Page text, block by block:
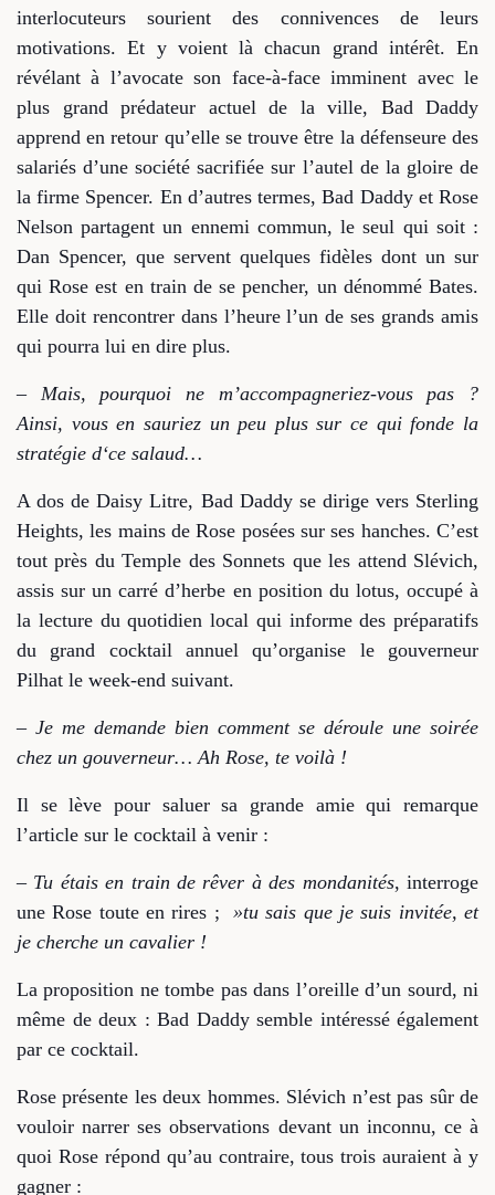
interlocuteurs sourient des connivences de leurs
motivations. Et y voient là chacun grand intérêt. En
révélant à l’avocate son face-à-face imminent avec le
plus grand prédateur actuel de la ville, Bad Daddy
apprend en retour qu’elle se trouve être la défenseure des
salariés d’une société sacrifiée sur l’autel de la gloire de
la firme Spencer. En d’autres termes, Bad Daddy et Rose
Nelson partagent un ennemi commun, le seul qui soit :
Dan Spencer, que servent quelques fidèles dont un sur
qui Rose est en train de se pencher, un dénommé Bates.
Elle doit rencontrer dans l’heure l’un de ses grands amis
qui pourra lui en dire plus.
– Mais, pourquoi ne m’accompagneriez-vous pas ?
Ainsi, vous en sauriez un peu plus sur ce qui fonde la
stratégie d‘ce salaud…
A dos de Daisy Litre, Bad Daddy se dirige vers Sterling
Heights, les mains de Rose posées sur ses hanches. C’est
tout près du Temple des Sonnets que les attend Slévich,
assis sur un carré d’herbe en position du lotus, occupé à
la lecture du quotidien local qui informe des préparatifs
du grand cocktail annuel qu’organise le gouverneur
Pilhat le week-end suivant.
– Je me demande bien comment se déroule une soirée
chez un gouverneur… Ah Rose, te voilà !
Il se lève pour saluer sa grande amie qui remarque
l’article sur le cocktail à venir :
– Tu étais en train de rêver à des mondanités, interroge
une Rose toute en rires ;
»tu sais que je suis invitée,et
je cherche un cavalier !
La proposition ne tombe pas dans l’oreille d’un sourd, ni
même de deux : Bad Daddy semble intéressé également
par ce cocktail.
Rose présente les deux hommes. Slévich n’est pas sûr de
vouloir narrer ses observations devant un inconnu, ce à
quoi Rose répond qu’au contraire, tous trois auraient à y
gagner :